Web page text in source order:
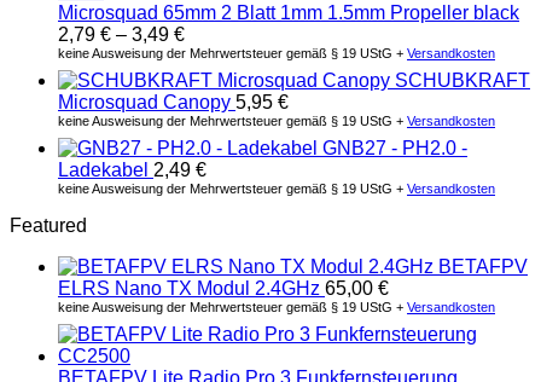
Microsquad 65mm 2 Blatt 1mm 1.5mm Propeller black
2,79 € – 3,49 €
keine Ausweisung der Mehrwertsteuer gemäß § 19 UStG + Versandkosten
SCHUBKRAFT
Microsquad Canopy 5,95 €
keine Ausweisung der Mehrwertsteuer gemäß § 19 UStG + Versandkosten
GNB27 - PH2.0 -
Ladekabel 2,49 €
keine Ausweisung der Mehrwertsteuer gemäß § 19 UStG + Versandkosten
Featured
BETAFPV
ELRS Nano TX Modul 2.4GHz 65,00 €
keine Ausweisung der Mehrwertsteuer gemäß § 19 UStG + Versandkosten
BETAFPV Lite Radio Pro 3 Funkfernsteuerung